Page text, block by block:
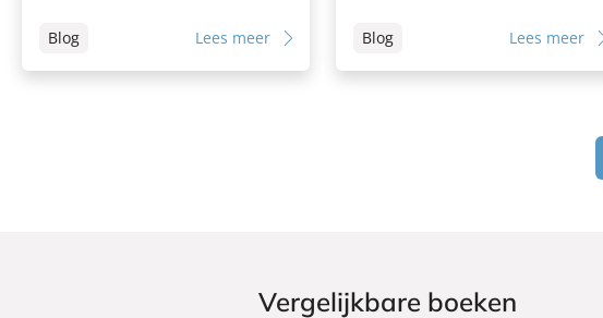
Blog Lees meer Blog Lees meer
Vergelijkbare boeken